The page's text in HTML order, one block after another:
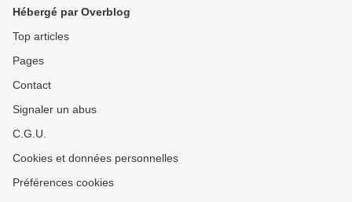
Hébergé par Overblog
Top articles
Pages
Contact
Signaler un abus
C.G.U.
Cookies et données personnelles
Préférences cookies